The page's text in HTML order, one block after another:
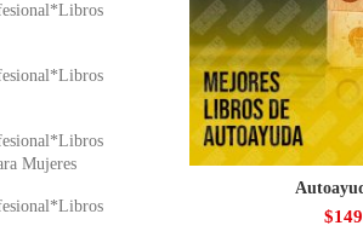
$
Mujeres